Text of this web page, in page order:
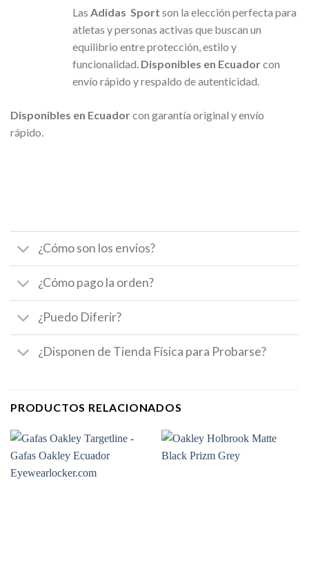
Las Adidas Sport son la elección perfecta para
atletas y personas activas que buscan un
equilibrio entre protección, estilo y
funcionalidad. Disponibles en Ecuadorcon
envío rápido y respaldo de autenticidad.
Disponibles en Ecuadorcon garantía original y envío
rápido.
¿Cómo son los envíos?
¿Cómo pago la orden?
¿Puedo Diferir?
¿Disponen de Tienda Física para Probarse?
PRODUCTOS RELACIONADOS